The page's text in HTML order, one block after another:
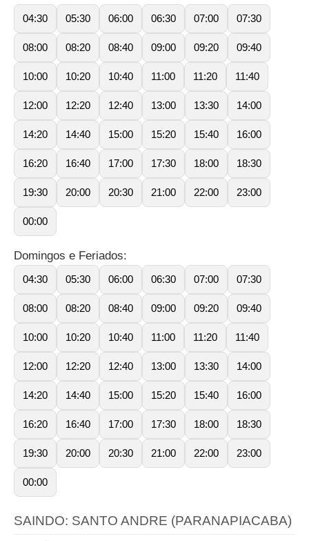
04:30 05:30 06:00 06:30 07:00 07:30
08:00 08:20 08:40 09:00 09:20 09:40
10:00 10:20 10:40 11:00 11:20 11:40
12:00 12:20 12:40 13:00 13:30 14:00
14:20 14:40 15:00 15:20 15:40 16:00
16:20 16:40 17:00 17:30 18:00 18:30
19:30 20:00 20:30 21:00 22:00 23:00
00:00
Domingos e Feriados:
04:30 05:30 06:00 06:30 07:00 07:30
08:00 08:20 08:40 09:00 09:20 09:40
10:00 10:20 10:40 11:00 11:20 11:40
12:00 12:20 12:40 13:00 13:30 14:00
14:20 14:40 15:00 15:20 15:40 16:00
16:20 16:40 17:00 17:30 18:00 18:30
19:30 20:00 20:30 21:00 22:00 23:00
00:00
SAINDO: SANTO ANDRE (PARANAPIACABA)